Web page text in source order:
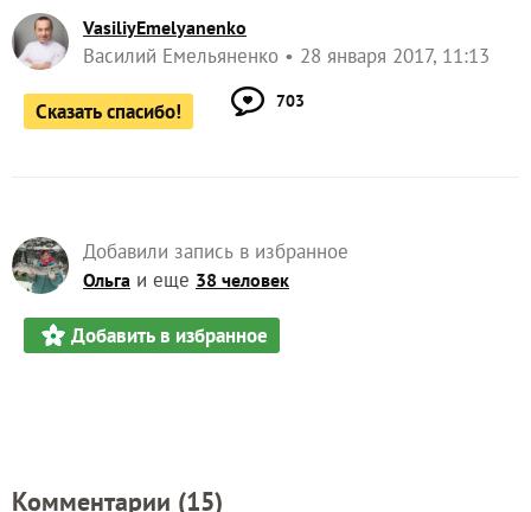
VasiliyEmelyanenko
Василий Емельяненко 28 января 2017, 11:13
Сказать спасибо! 703
Добавили запись в избранное
Ольга и еще 38 человек
Добавить в избранное
Комментарии (15)